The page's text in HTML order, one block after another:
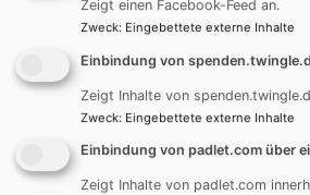
Zeigt einen Facebook-Feed an.
Zweck: Eingebettete externe Inhalte
Einbindung von
Zeigt Inhalte von
Zweck: Eingebettete externe Inhalte
Einbindung von padlet.com über
Zeigt Inhalte von padlet.com